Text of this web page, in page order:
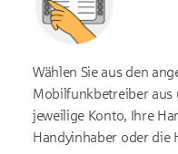
Wählen Sie aus den
Mobilfunkbetreiber aus
jeweilige Konto, Ihre
Handyinhaber oder die